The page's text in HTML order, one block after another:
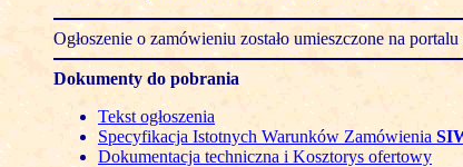
Ogłoszenie o zamówieniu zostało umieszczone na
Dokumenty do pobrania
Tekst ogłoszenia
Specyfikacja Istotnych Warunków Zamówienia
Dokumentacja techniczna i Kosztorys ofertowy